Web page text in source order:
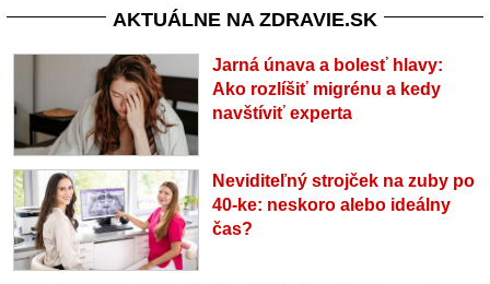
AKTUÁLNE NA ZDRAVIE.SK
Jarná únava a bolesť hlavy:
Ako rozlíšiť migrénu a kedy
navštíviť experta
Neviditeľný strojček na zuby po
40-ke: neskoro alebo ideálny
čas?